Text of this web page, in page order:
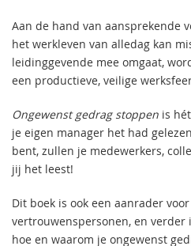
Aan de hand van aansprekende
het werkleven van alledag kan
leidinggevende mee omgaat,
een productieve, veilige
Ongewenst gedrag stoppen is
je eigen manager het had
bent, zullen je medewerkers,
jij het leest!
Dit boek is ook een aanrader
vertrouwenspersonen, en
hoe en waarom je ongewenst